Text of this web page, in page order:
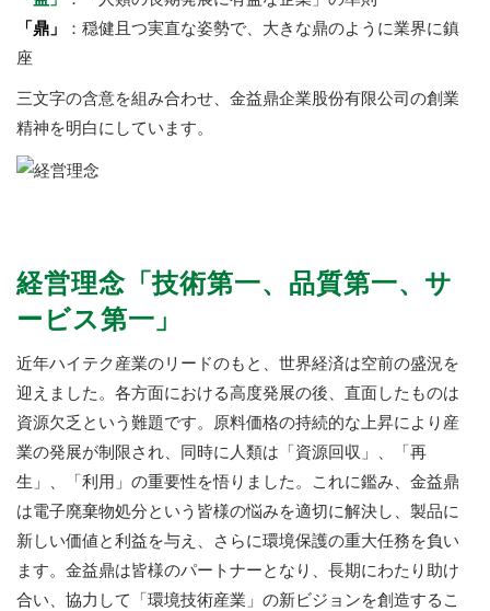
「鼎」
：穏健且つ実直な姿勢で、大きな鼎のように業界に鎮
座
三文字の含意を組み合わせ、金益鼎企業股份有限公司の創業
精神を明白にしています。
経営理念「技術第一、品質第一、サ
ービス第一」
近年ハイテク産業のリードのもと、世界経済は空前の盛況を
迎えました。各方面における高度発展の後、直面したものは
資源欠乏という難題です。原料価格の持続的な上昇により産
業の発展が制限され、同時に人類は「資源回収」、「再
生」、「利用」の重要性を悟りました。これに鑑み、金益鼎
は電子廃棄物処分という皆様の悩みを適切に解決し、製品に
新しい価値と利益を与え、さらに環境保護の重大任務を負い
ます。金益鼎は皆様のパートナーとなり、長期にわたり助け
合い、協力して「環境技術産業」の新ビジョンを創造するこ